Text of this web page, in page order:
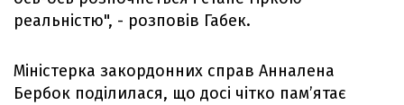
реальністю", - розповів Габек.
Міністерка закордонних справ Анналена
Бербок поділилася, що досі чітко пам’ятає